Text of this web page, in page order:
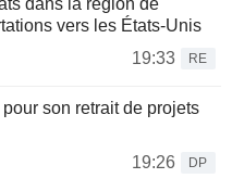
dans la région de
vers les États-Unis
19:33
RE
son retrait de projets
19:26
DP